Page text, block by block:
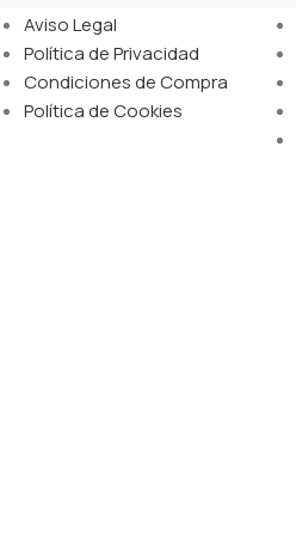
Aviso Legal
Política de Privacidad
Condiciones de Compra
Política de Cookies